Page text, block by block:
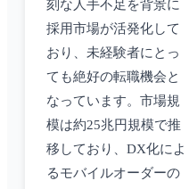
刻な人手不足を背景に
採用市場が活発化して
おり、未経験者にとっ
ても絶好の転職機会と
なっています。市場規
模は約25兆円規模で推
移しており、DX化によ
るモバイルオーダーの